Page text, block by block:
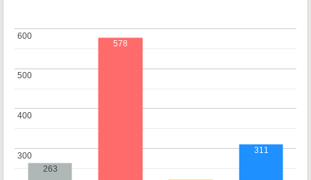
300
300
400
400
500
500
600
600
263
578
311